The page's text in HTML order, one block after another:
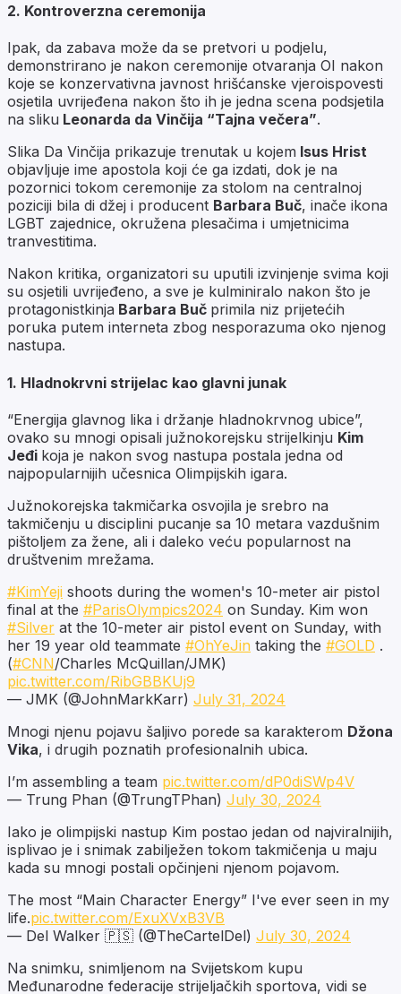
2. Kontroverzna ceremonija
Ipak, da zabava može da se pretvori u podjelu,
demonstrirano je nakon ceremonije otvaranja OI nakon
koje se konzervativna javnost hrišćanske vjeroispovesti
osjetila uvrijeđena nakon što ih je jedna scena podsjetila
na sliku Leonarda da Vinčija “Tajna večera”.
Slika Da Vinčija prikazuje trenutak u kojem Isus Hrist
objavljuje ime apostola koji će ga izdati, dok je na
pozornici tokom ceremonije za stolom na centralnoj
poziciji bila di džej i producent Barbara Buč, inače ikona
LGBT zajednice, okružena plesačima i umjetnicima
tranvestitima.
Nakon kritika, organizatori su uputili izvinjenje svima koji
su osjetili uvrijeđeno, a sve je kulminiralo nakon što je
protagonistkinja Barbara Buč primila niz prijetećih
poruka putem interneta zbog nesporazuma oko njenog
nastupa.
1. Hladnokrvni strijelac kao glavni junak
“Energija glavnog lika i držanje hladnokrvnog ubice”,
ovako su mnogi opisali južnokorejsku strijelkinju Kim
Jeđi koja je nakon svog nastupa postala jedna od
najpopularnijih učesnica Olimpijskih igara.
Južnokorejska takmičarka osvojila je srebro na
takmičenju u disciplini pucanje sa 10 metara vazdušnim
pištoljem za žene, ali i daleko veću popularnost na
društvenim mrežama.
#KimYeji shoots during the women's 10-meter air pistol
final at the #ParisOlympics2024 on Sunday. Kim won
#Silver at the 10-meter air pistol event on Sunday, with
her 19 year old teammate #OhYeJin taking the #GOLD .
(#CNN/Charles McQuillan/JMK)
pic.twitter.com/RibGBBKUj9
— JMK (@JohnMarkKarr) July 31, 2024
Mnogi njenu pojavu šaljivo porede sa karakterom Džona
Vika, i drugih poznatih profesionalnih ubica.
I’m assembling a team pic.twitter.com/dP0diSWp4V
— Trung Phan (@TrungTPhan) July 30, 2024
Iako je olimpijski nastup Kim postao jedan od najviralnijih,
isplivao je i snimak zabilježen tokom takmičenja u maju
kada su mnogi postali opčinjeni njenom pojavom.
The most “Main Character Energy” I've ever seen in my
life.pic.twitter.com/ExuXVxB3VB
— Del Walker 🇵🇸 (@TheCartelDel) July 30, 2024
Na snimku, snimljenom na Svijetskom kupu
Međunarodne federacije strijeljačkih sportova, vidi se